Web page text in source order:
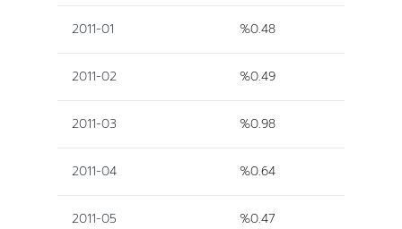
2011-01 %0.48
2011-02 %0.49
2011-03 %0.98
2011-04 %0.64
2011-05 %0.47